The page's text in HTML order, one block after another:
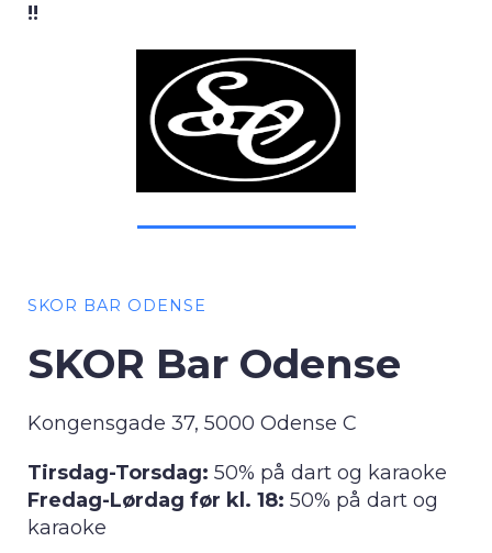
!!
SKOR BAR ODENSE
SKOR Bar Odense
Kongensgade 37, 5000 Odense C
Tirsdag-Torsdag: 50% på dart og karaoke
Fredag-Lørdag før kl. 18: 50% på dart og
karaoke